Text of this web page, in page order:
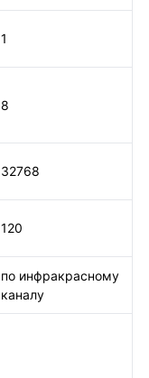
1
8
32768
120
по инфракрасному
каналу